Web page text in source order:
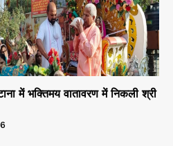
में भक्तिमय वातावरण में निकली श्री